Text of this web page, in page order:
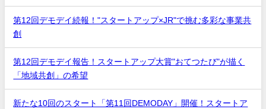
第12回デモデイ続報！"スタートアップ×JR"で挑む多彩な事業共
創
第12回デモデイ報告！スタートアップ大賞"おてつたび"が描く
「地域共創」の希望
新たな10回のスタート「第11回DEMODAY」開催！スタートア